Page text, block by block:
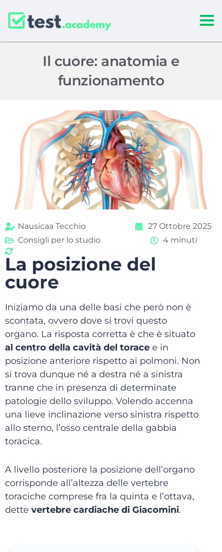
Il cuore: anatomia e
funzionamento
Nausicaa Tecchio
27 Ottobre 2025
Consigli per lo studio
4 minuti
La posizione del
cuore
Iniziamo da una delle basi che però non è
scontata, ovvero dove si trovi questo
organo. La risposta corretta è che è situato
al centro della cavità del torace e in
posizione anteriore rispetto ai polmoni. Non
si trova dunque né a destra né a sinistra
tranne che in presenza di determinate
patologie dello sviluppo. Volendo accenna
una lieve inclinazione verso sinistra rispetto
allo sterno, l’osso centrale della gabbia
toracica.
A livello posteriore la posizione dell’organo
corrisponde all’altezza delle vertebre
toraciche comprese fra la quinta e l’ottava,
dette vertebre cardiache di Giacomini.